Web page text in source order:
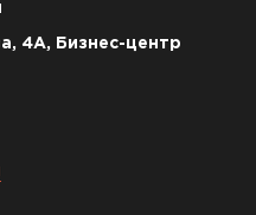
4А, Бизнес-центр